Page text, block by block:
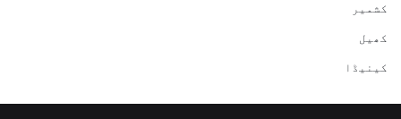
کشمیر
کھیل
کینیڈا